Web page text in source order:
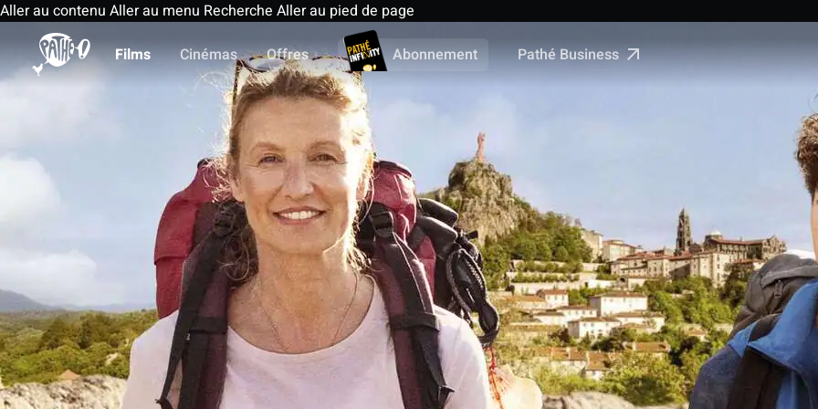
Aller au contenu Aller au menu Recherche Aller au pied de page
Films
Cinémas Offres Abonnement Pathé Business